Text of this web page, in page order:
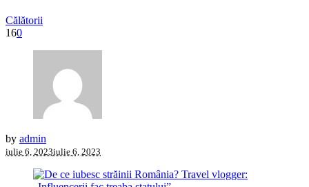
Călătorii
160
by admin
iulie 6, 2023iulie 6, 2023